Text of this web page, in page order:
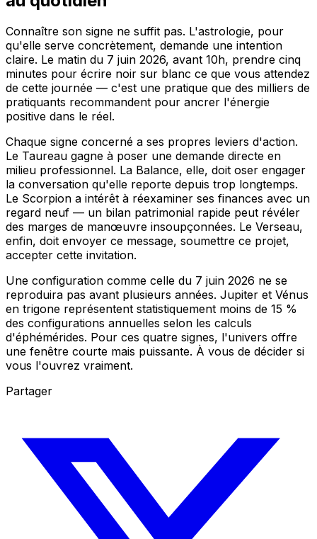
Connaître son signe ne suffit pas. L'astrologie, pour
qu'elle serve concrètement, demande une intention
claire. Le matin du 7 juin 2026, avant 10h, prendre cinq
minutes pour écrire noir sur blanc ce que vous attendez
de cette journée — c'est une pratique que des milliers de
pratiquants recommandent pour ancrer l'énergie
positive dans le réel.
Chaque signe concerné a ses propres leviers d'action.
Le Taureau gagne à poser une demande directe en
milieu professionnel. La Balance, elle, doit oser engager
la conversation qu'elle reporte depuis trop longtemps.
Le Scorpion a intérêt à réexaminer ses finances avec un
regard neuf — un bilan patrimonial rapide peut révéler
des marges de manœuvre insoupçonnées. Le Verseau,
enfin, doit envoyer ce message, soumettre ce projet,
accepter cette invitation.
Une configuration comme celle du 7 juin 2026 ne se
reproduira pas avant plusieurs années. Jupiter et Vénus
en trigone représentent statistiquement moins de 15 %
des configurations annuelles selon les calculs
d'éphémérides. Pour ces quatre signes, l'univers offre
une fenêtre courte mais puissante. À vous de décider si
vous l'ouvrez vraiment.
Partager